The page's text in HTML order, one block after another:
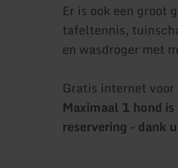
Er is ook een groot
tafeltennis,
en wasdroger met
Gratis internet
Maximaal 1 hond
reservering - dank